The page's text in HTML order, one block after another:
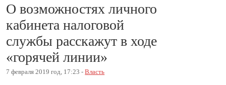
О возможностях личного
кабинета налоговой
службы расскажут в ходе
«горячей линии»
7 февраля 2019 год, 17:23 -Власть